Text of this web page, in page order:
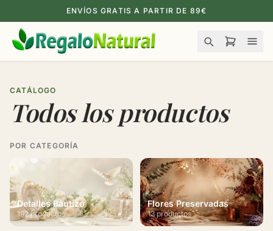
ENVÍOS GRATIS A PARTIR DE 89€
CATÁLOGO
Todos los productos
POR CATEGORÍA
Detalles Bautizo
192 productos
Flores Preservadas
13 productos